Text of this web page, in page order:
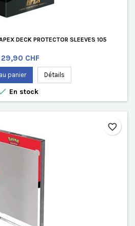
DECK PROTECTOR SLEEVES 105
Prix
29,90 CHF
panier Détails
En stock
favorite_border